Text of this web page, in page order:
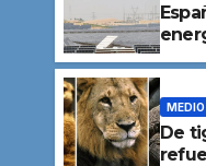
De